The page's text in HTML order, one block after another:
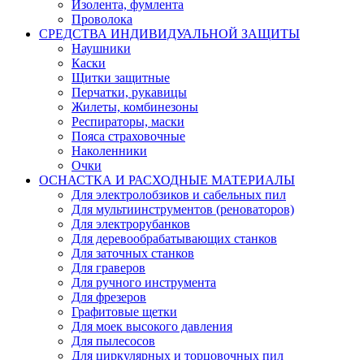
Изолента, фумлента
Проволока
СРЕДСТВА ИНДИВИДУАЛЬНОЙ ЗАЩИТЫ
Наушники
Каски
Щитки защитные
Перчатки, рукавицы
Жилеты, комбинезоны
Респираторы, маски
Пояса страховочные
Наколенники
Очки
ОСНАСТКА И РАСХОДНЫЕ МАТЕРИАЛЫ
Для электролобзиков и сабельных пил
Для мультиинструментов (реноваторов)
Для электрорубанков
Для деревообрабатывающих станков
Для заточных станков
Для граверов
Для ручного инструмента
Для фрезеров
Графитовые щетки
Для моек высокого давления
Для пылесосов
Для циркулярных и торцовочных пил